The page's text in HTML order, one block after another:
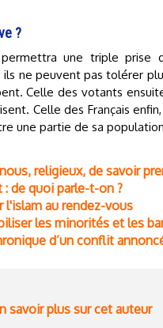
?
permettra une triple
ne peuvent pas tolérer
Celle des votants
Celle des Français
une partie de sa
religieux, de savoir
: de quoi parle-t-on ?
l'islam au rendez-vous
les minorités et les
d’un conflit
savoir plus sur cet auteur